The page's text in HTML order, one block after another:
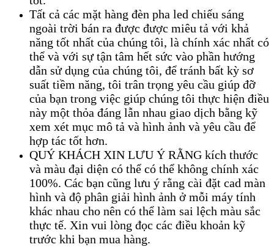
Tất cả các mặt hàng đèn pha led chiếu sáng
ngoài trời bán ra được được miêu tả với khả
năng tốt nhất của chúng tôi, là chính xác nhất có
thể và với sự tận tâm hết sức vào phần hướng
dẫn sử dụng của chúng tôi, để tránh bất kỳ sơ
suất tiềm năng, tôi trân trọng yêu cầu giúp đỡ
của bạn trong việc giúp chúng tôi thực hiện điều
này một thỏa đáng lẫn nhau giao dịch bằng kỹ
xem xét mục mô tả và hình ảnh và yêu cầu để
hợp tác tốt hơn.
QUÝ KHÁCH XIN LƯU Ý RẰNG kích thước
và màu đại diện có thể có thể không chính xác
100%. Các bạn cũng lưu ý rằng cài đặt cad màn
hình và độ phân giải hình ảnh ở mỗi máy tính
khác nhau cho nên có thể làm sai lệch màu sắc
thực tế. Xin vui lòng đọc các điều khoản kỹ
trước khi bạn mua hàng.